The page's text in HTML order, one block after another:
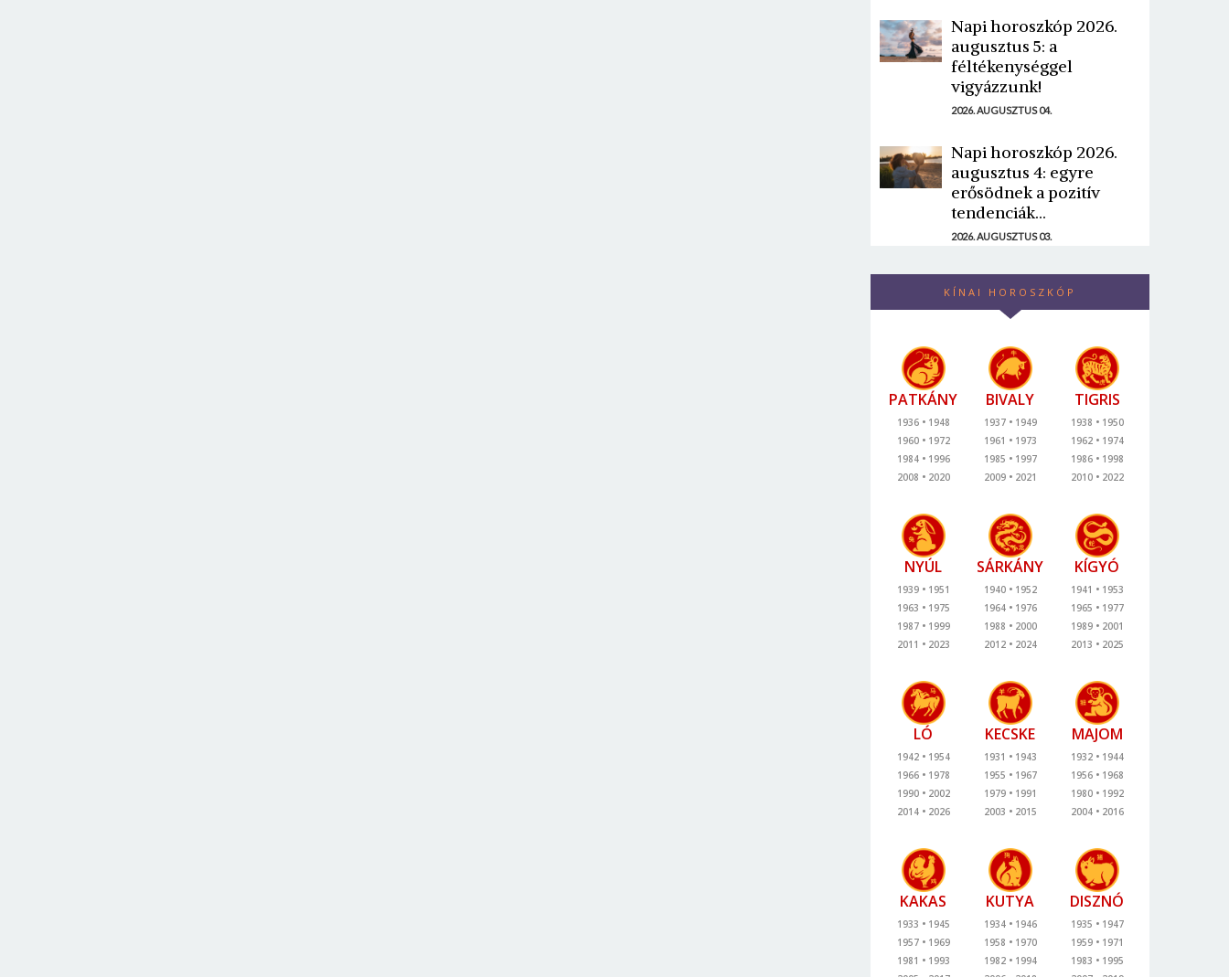
Napi horoszkóp 2026.
augusztus 5: a
féltékenységgel
vigyázzunk!
2026. AUGUSZTUS 04.
Napi horoszkóp 2026.
augusztus 4: egyre
erősödnek a pozitív
tendenciák...
2026. AUGUSZTUS 03.
KÍNAI HOROSZKÓP
PATKÁNY
1936
1948
1960
1972
1984
1996
2008
2020
BIVALY
1937
1949
1961
1973
1985
1997
2009
2021
TIGRIS
1938
1950
1962
1974
1986
1998
2010
2022
NYÚL
1939
1951
1963
1975
1987
1999
2011
2023
SÁRKÁNY
1940
1952
1964
1976
1988
2000
2012
2024
KÍGYÓ
1941
1953
1965
1977
1989
2001
2013
2025
LÓ
1942
1954
1966
1978
1990
2002
2014
2026
KECSKE
1931
1943
1955
1967
1979
1991
2003
2015
MAJOM
1932
1944
1956
1968
1980
1992
2004
2016
KAKAS
1933
1945
1957
1969
1981
1993
KUTYA
1934
1946
1958
1970
1982
1994
DISZNÓ
1935
1947
1959
1971
1983
1995